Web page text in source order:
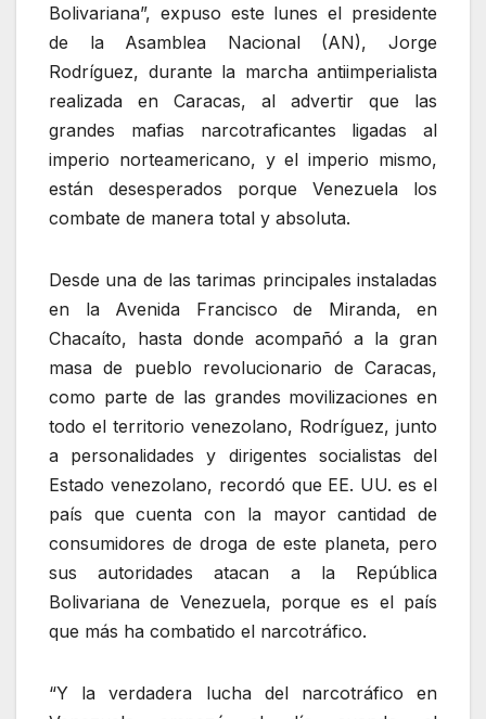
Bolivariana”, expuso este lunes el presidente
de la Asamblea Nacional (AN), Jorge
Rodríguez, durante la marcha antiimperialista
realizada en Caracas, al advertir que las
grandes mafias narcotraficantes ligadas al
imperio norteamericano, y el imperio mismo,
están desesperados porque Venezuela los
combate de manera total y absoluta.
Desde una de las tarimas principales instaladas
en la Avenida Francisco de Miranda, en
Chacaíto, hasta donde acompañó a la gran
masa de pueblo revolucionario de Caracas,
como parte de las grandes movilizaciones en
todo el territorio venezolano, Rodríguez, junto
a personalidades y dirigentes socialistas del
Estado venezolano, recordó que EE. UU. es el
país que cuenta con la mayor cantidad de
consumidores de droga de este planeta, pero
sus autoridades atacan a la República
Bolivariana de Venezuela, porque es el país
que más ha combatido el narcotráfico.
“Y la verdadera lucha del narcotráfico en